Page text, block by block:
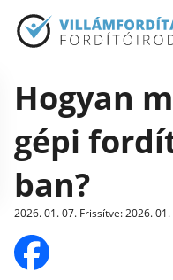
Hogyan
gépi
ban?
2026. 01. 07. Frissítve:2026. 01.